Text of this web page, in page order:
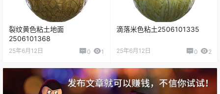
裂纹黄色粘土地面
2506101368
25年6月12日 0 1
滴落米色粘土2506101335
25年6月12日 0 2